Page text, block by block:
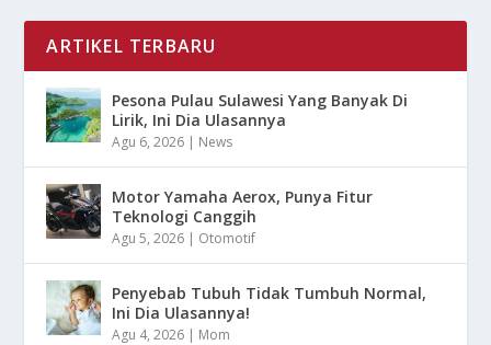
ARTIKEL TERBARU
Pesona Pulau Sulawesi Yang Banyak Di
Lirik, Ini Dia Ulasannya
Agu 6, 2026 | News
Motor Yamaha Aerox, Punya Fitur
Teknologi Canggih
Agu 5, 2026 | Otomotif
Penyebab Tubuh Tidak Tumbuh Normal,
Ini Dia Ulasannya!
Agu 4, 2026 | Mom